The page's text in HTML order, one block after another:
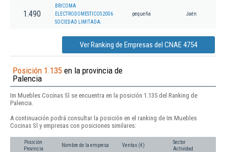
1.490
BRICOMA
ELECTRODOMESTICOS 2006
SOCIEDAD LIMITADA.
pequeña Jaén
Ver Ranking de Empresas del CNAE 4754
Posición 1.135 en la provincia de
Palencia
Im Muebles Cocinas Sl se encuentra en la posición 1.135 del Ranking de
Palencia.
A continuación podrá consultar la posición en el ranking de Im Muebles
Cocinas Sl y empresas con posiciones similares:
Posición
Provincia
Nombre de la empresa Ventas (€)
Sector
Actividad